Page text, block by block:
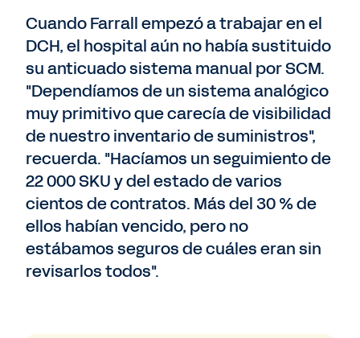
Cuando Farrall empezó a trabajar en el
DCH, el hospital aún no había sustituido
su anticuado sistema manual por SCM.
"Dependíamos de un sistema analógico
muy primitivo que carecía de visibilidad
de nuestro inventario de suministros",
recuerda. "Hacíamos un seguimiento de
22 000 SKU y del estado de varios
cientos de contratos. Más del 30 % de
ellos habían vencido, pero no
estábamos seguros de cuáles eran sin
revisarlos todos".